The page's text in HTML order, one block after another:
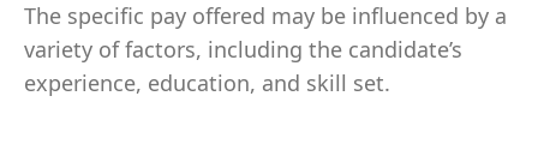
The specific pay offered may be influenced by a
variety of factors, including the candidate’s
experience, education, and skill set.